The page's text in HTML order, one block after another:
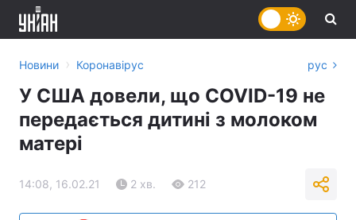
Новини › Коронавірус рус
У США довели, що COVID-19 не
передається дитині з молоком
матері
14:08, 16.02.21 2 хв. 212